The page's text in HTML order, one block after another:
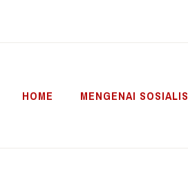
HOME MENGENAI SOSIALIS